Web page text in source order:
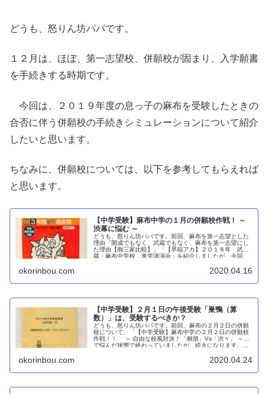
どうも、怒りん坊パパです。
１２月は、ほぼ、第一志望校、併願校が固まり、入学願書
を手続きする時期です。
今回は、２０１９年度の息っ子の麻布を受験したときの
合否に伴う併願校の手続きシミュレーションについて紹介
したいと思います。
ちなみに、併願校については、以下を参考してもらえれば
と思います。
【中学受験】麻布中学の１月の併願校作戦！ ～
渋幕に悩む ～
どうも、怒りん坊パパです。前回、麻布を第一志望とした
理由「開成でもなく、武蔵でもなく、麻布を第一志望にし
た理由【御三家比較】」「【早稲アカ】２０１８年 武
蔵・麻布中学校 進学講演会」を紹介しましたが、今回
okorinbou.com 2020.04.16
【中学受験】２月１日の午後受験「巣鴨（算
数）」は、受験するべきか？
どうも、怒りん坊パパです。前回、麻布の２月２日の併願
校について、「【中学受験】麻布中学の２月２日の併願校
作戦！！ ～ 自由な校風対決！「桐朋」Vs「渋々」 ～」
で悩んだ状態で終わっていましたが、続きになります。...
okorinbou.com 2020.04.24